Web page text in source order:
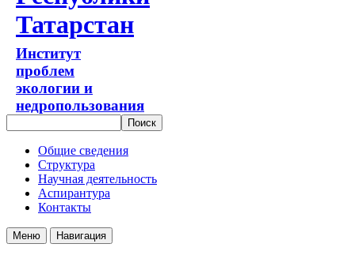
Татарстан
Институт
проблем
экологии и
недропользования
Общие сведения
Структура
Научная деятельность
Аспирантура
Контакты
Меню Навигация